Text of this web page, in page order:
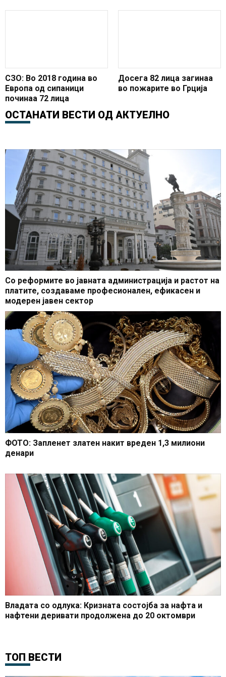
СЗО: Во 2018 година во
Европа од сипаници
починаа 72 лица
Досега 82 лица загинаа
во пожарите во Грција
ОСТАНАТИ ВЕСТИ ОД АКТУЕЛНО
Со реформите во јавната администрација и растот на
платите, создаваме професионален, ефикасен и
модерен јавен сектор
ФОТО: Запленет златен накит вреден 1,3 милиони
денари
Владата со одлука: Кризната состојба за нафта и
нафтени деривати продолжена до 20 октомври
ТОП ВЕСТИ